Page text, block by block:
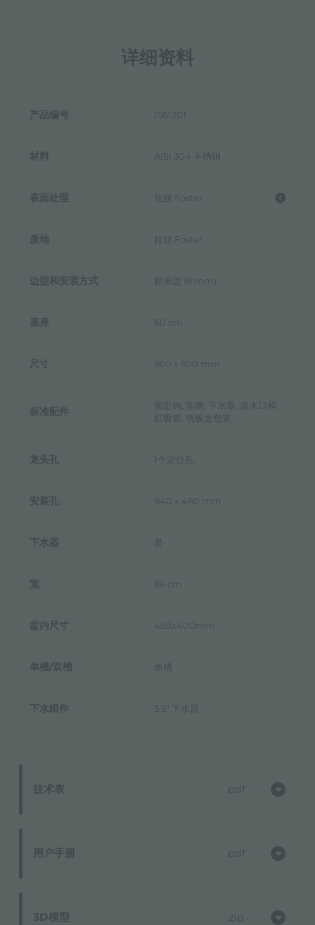
详细资料
技术表 pdf
用户手册 pdf
3D模型 zip
产品编号 1561201
材料 AISI 304 不锈钢
表面处理 拉丝 Foster
质地 拉丝 Foster
边型和安装方式 标准边 (8 mm)
底座 60 cm
尺寸 860 x 500 mm
标准配件
固定钩, 垫圈, 下水器, 溢水口和
虹吸管, 纸板盒包装
龙头孔 1个定位孔
安装孔 840 x 480 mm
下水器 是
宽 86 cm
盆内尺寸 450x400mm
单槽/双槽 单槽
下水组件 3,5" 下水器